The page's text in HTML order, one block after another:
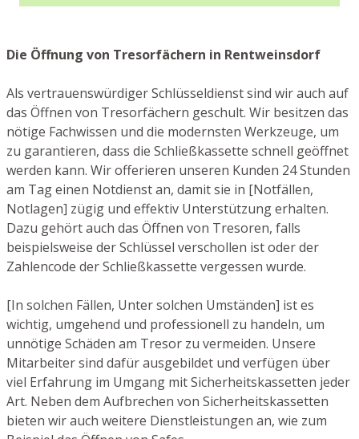
Die Öffnung von Tresorfächern in Rentweinsdorf
Als vertrauenswürdiger Schlüsseldienst sind wir auch auf
das Öffnen von Tresorfächern geschult. Wir besitzen das
nötige Fachwissen und die modernsten Werkzeuge, um
zu garantieren, dass die Schließkassette schnell geöffnet
werden kann. Wir offerieren unseren Kunden 24 Stunden
am Tag einen Notdienst an, damit sie in [Notfällen,
Notlagen] zügig und effektiv Unterstützung erhalten.
Dazu gehört auch das Öffnen von Tresoren, falls
beispielsweise der Schlüssel verschollen ist oder der
Zahlencode der Schließkassette vergessen wurde.
[In solchen Fällen, Unter solchen Umständen] ist es
wichtig, umgehend und professionell zu handeln, um
unnötige Schäden am Tresor zu vermeiden. Unsere
Mitarbeiter sind dafür ausgebildet und verfügen über
viel Erfahrung im Umgang mit Sicherheitskassetten jeder
Art. Neben dem Aufbrechen von Sicherheitskassetten
bieten wir auch weitere Dienstleistungen an, wie zum